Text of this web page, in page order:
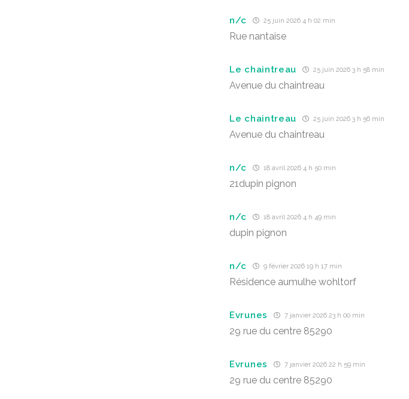
n/c 25 juin 2026 4 h 02 min
Rue nantaise
Le chaintreau 25 juin 2026 3 h 58 min
Avenue du chaintreau
Le chaintreau 25 juin 2026 3 h 56 min
Avenue du chaintreau
n/c 18 avril 2026 4 h 50 min
21dupin pignon
n/c 18 avril 2026 4 h 49 min
dupin pignon
n/c 9 février 2026 19 h 17 min
Résidence aumulhe wohltorf
Evrunes 7 janvier 2026 23 h 00 min
29 rue du centre 85290
Evrunes 7 janvier 2026 22 h 59 min
29 rue du centre 85290